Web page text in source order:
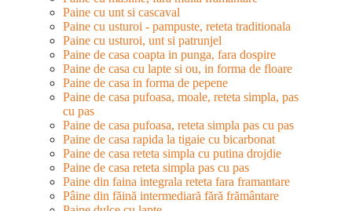
Paine cu unt si cascaval
Paine cu usturoi - pampuste, reteta traditionala
Paine cu usturoi, unt si patrunjel
Paine de casa coapta in punga, fara dospire
Paine de casa cu lapte si ou, in forma de floare
Paine de casa in forma de pepene
Paine de casa pufoasa, moale, reteta simpla, pas
cu pas
Paine de casa pufoasa, reteta simpla pas cu pas
Paine de casa rapida la tigaie cu bicarbonat
Paine de casa reteta simpla cu putina drojdie
Paine de casa reteta simpla pas cu pas
Paine din faina integrala reteta fara framantare
Pâine din făină intermediară fără frământare